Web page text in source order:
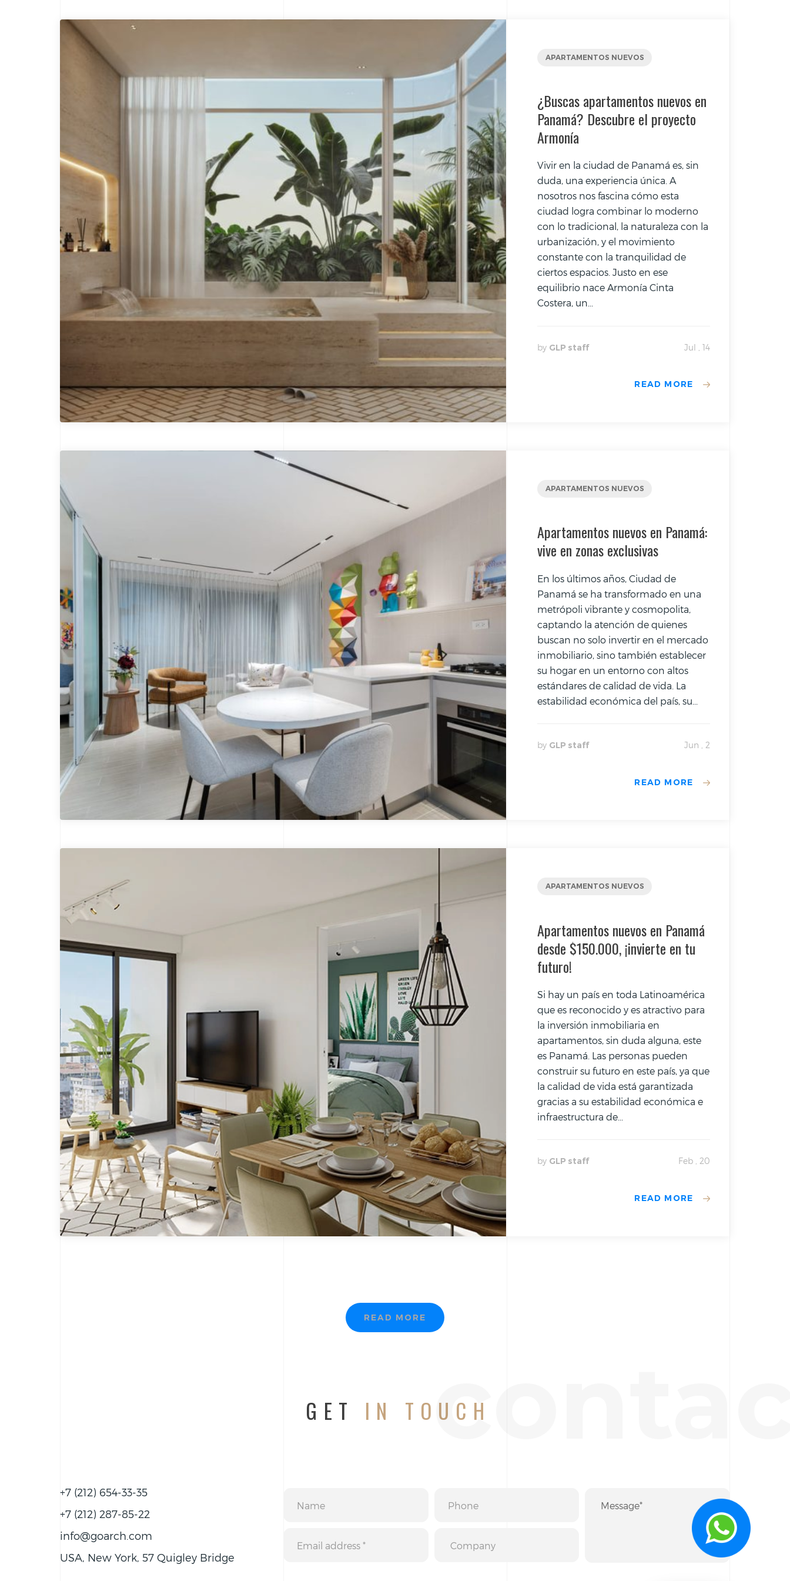
APARTAMENTOS NUEVOS
¿Buscas apartamentos nuevos en
Panamá? Descubre el proyecto
Armonía
Vivir en la ciudad de Panamá es, sin
duda, una experiencia única. A
nosotros nos fascina cómo esta
ciudad logra combinar lo moderno
con lo tradicional, la naturaleza con la
urbanización, y el movimiento
constante con la tranquilidad de
ciertos espacios. Justo en ese
equilibrio nace Armonía Cinta
Costera, un...
by GLP staff Jul , 14
READ MORE
APARTAMENTOS NUEVOS
Apartamentos nuevos en Panamá:
vive en zonas exclusivas
En los últimos años, Ciudad de
Panamá se ha transformado en una
metrópoli vibrante y cosmopolita,
captando la atención de quienes
buscan no solo invertir en el mercado
inmobiliario, sino también establecer
su hogar en un entorno con altos
estándares de calidad de vida. La
estabilidad económica del país, su...
by GLP staff Jun , 2
READ MORE
APARTAMENTOS NUEVOS
Apartamentos nuevos en Panamá
desde $150.000, ¡invierte en tu
futuro!
Si hay un país en toda Latinoamérica
que es reconocido y es atractivo para
la inversión inmobiliaria en
apartamentos, sin duda alguna, este
es Panamá. Las personas pueden
construir su futuro en este país, ya que
la calidad de vida está garantizada
gracias a su estabilidad económica e
infraestructura de...
by GLP staff Feb , 20
READ MORE
READ MORE
GET IN TOUCH
+7 (212) 654-33-35
+7 (212) 287-85-22
info@goarch.com
USA, New York, 57 Quigley Bridge